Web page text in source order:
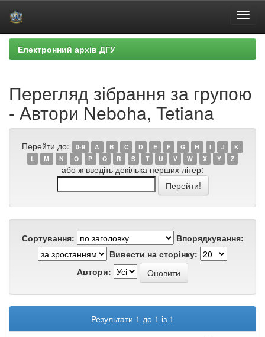
Skip
navigation
Електронний архів ДГУ
Перегляд зібрання за групою
- Автори Neboha, Tetiana
Перейти до: 0-9 A B C D E F G H I J
K
L
M N O P Q R S T U V W X Y Z
або ж введіть декілька перших літер:
Сортування:
Впорядкування:
Вивести на сторінку:
Автори:
Результати 1 до 1 із 1